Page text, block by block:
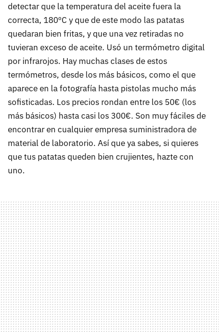
detectar que la temperatura del aceite fuera la
correcta, 180ºC y que de este modo las patatas
quedaran bien fritas, y que una vez retiradas no
tuvieran exceso de aceite. Usó un termómetro digital
por infrarojos. Hay muchas clases de estos
termómetros, desde los más básicos, como el que
aparece en la fotografía hasta pistolas mucho más
sofisticadas. Los precios rondan entre los 50€ (los
más básicos) hasta casi los 300€. Son muy fáciles de
encontrar en cualquier empresa suministradora de
material de laboratorio. Así que ya sabes, si quieres
que tus patatas queden bien crujientes, hazte con
uno.